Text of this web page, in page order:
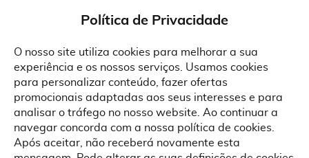
Política de Privacidade
O nosso site utiliza cookies para melhorar a sua
experiência e os nossos serviços. Usamos cookies
para personalizar conteúdo, fazer ofertas
promocionais adaptadas aos seus interesses e para
analisar o tráfego no nosso website. Ao continuar a
navegar concorda com a nossa política de cookies.
Após aceitar, não receberá novamente esta
Sobre a Suprides
Quem Somos
Informações
Termos e Condições
Condições Gerais de Venda
Contactos
Política de Cookies
Ao aceitar a política de cookies da Suprides deverá ter em consideração
que a utilização de cookies possibilita a personalização da utilização e a
apresentação de serviços e ofertas adaptadas ao seu interesses. Pode
alterar as suas definições de cookies a qualquer altura.